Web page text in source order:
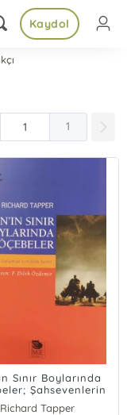
Kaydol
1
Sınır Boylarında
Şahsevenlerin
ve Politik Tarihi
Richard Tapper